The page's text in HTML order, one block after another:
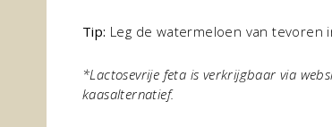
Tip: Leg de watermeloen van tevoren
*Lactosevrije feta is verkrijgbaar via
kaasalternatief.